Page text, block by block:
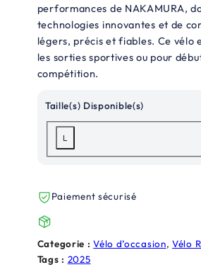
p
r
i
x
i
a
l
é
p
r
i
x
a
e
l
e
s
performances de NAKAMURA,
technologies innovantes et de
légers, précis et fiables. Ce vélo
les sorties sportives ou pour
compétition.
Taille(s) Disponible(s)
L
Paiement sécurisé
Categorie :Vélo d’occasion, Vélo
Tags : 2025